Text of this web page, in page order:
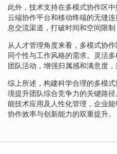
此外，技术支持在多模式协作区
云端协作平台和移动终端的无缝
息交流渠道，打破时间和空间限制
从人才管理角度来看，多模式协
同个性与工作风格的需求。灵活
团队活动，增强归属感和满意度，
综上所述，构建科学合理的多模
境提升团队综合竞争力的关键路
能技术应用及人性化管理，企业
协作效率与创新能力的双重提升。